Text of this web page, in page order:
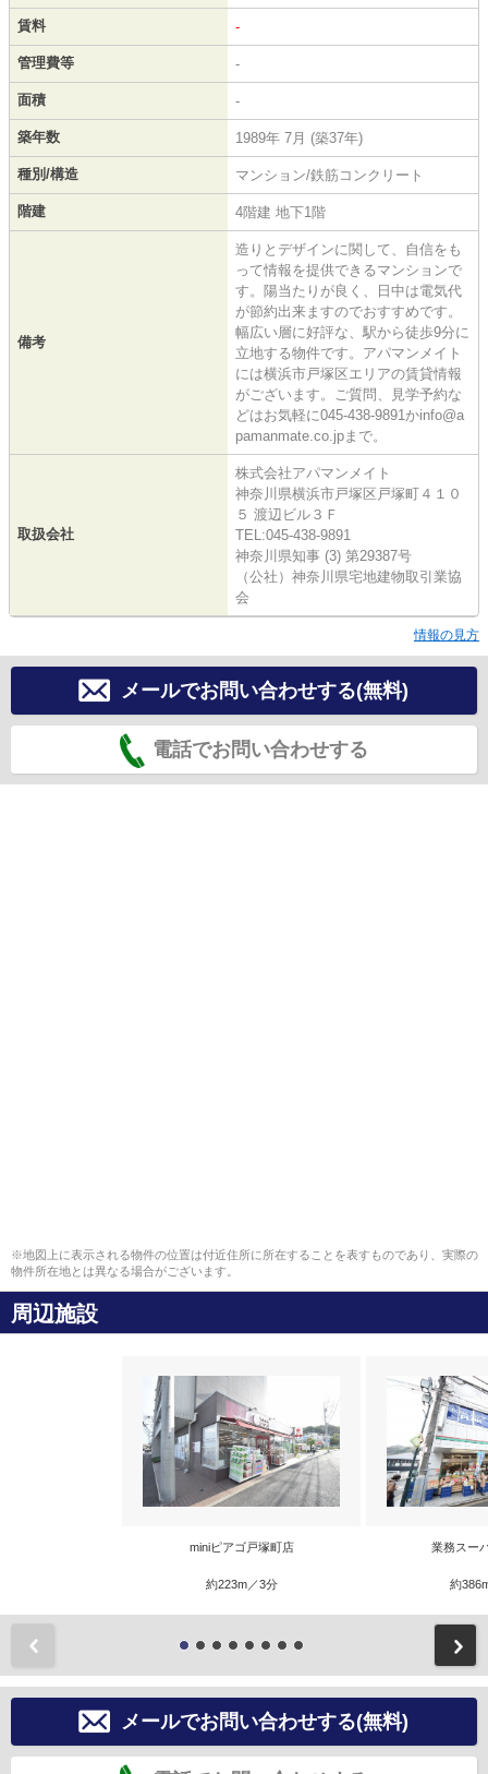
賃料 -
管理費等 -
面積 -
築年数 1989年 7月 (築37年)
種別/構造 マンション/鉄筋コンクリート
階建 4階建 地下1階
備考
造りとデザインに関して、自信をも
って情報を提供できるマンションで
す。陽当たりが良く、日中は電気代
が節約出来ますのでおすすめです。
幅広い層に好評な、駅から徒歩9分に
立地する物件です。アパマンメイト
には横浜市戸塚区エリアの賃貸情報
がございます。ご質問、見学予約な
どはお気軽に045-438-9891かinfo@a
pamanmate.co.jpまで。
取扱会社
株式会社アパマンメイト
神奈川県横浜市戸塚区戸塚町４１０
５ 渡辺ビル３Ｆ
TEL:045-438-9891
神奈川県知事 (3) 第29387号
（公社）神奈川県宅地建物取引業協
会
情報の見方
メールでお問い合わせする(無料)
電話でお問い合わせする
※地図上に表示される物件の位置は付近住所に所在することを表すものであり、実際の
物件所在地とは異なる場合がございます。
周辺施設
miniピアゴ戸塚町店
約223m／3分
業務スー
約
メールでお問い合わせする(無料)